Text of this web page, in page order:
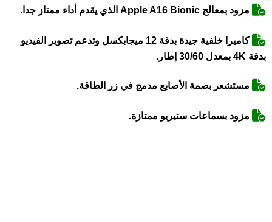
مزود بمعالج Apple A16 Bionic الذي يقدم أداء ممتاز جدا.
كاميرا خلفية جيدة بدقة 12 ميجابكسل وتدعم تصوير الفيديو
بدقة 4K بمعدل 30/60 إطار.
مستشعر بصمة الأصابع مدمج في زر الطاقة.
مزود بسماعات ستيريو ممتازة.